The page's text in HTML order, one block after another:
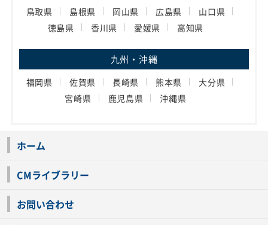
鳥取県 島根県 岡山県 広島県
山口県
徳島県
香川県 愛媛県 高知県
九州・沖縄
福岡県 佐賀県 長崎県 熊本県
大分県
宮崎県
鹿児島県 沖縄県
ホーム
CMライブラリー
お問い合わせ